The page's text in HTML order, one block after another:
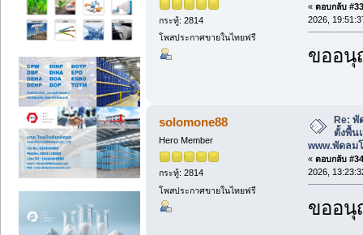
กระทู้: 2814
โพสประกาศขายในไทยฟรี
« ตอบกลับ
2026,
ขออนุ
solomone88
Hero Member
กระทู้: 2814
โพสประกาศขายในไทยฟรี
Re: พั
ตั้งพื้น
www.พัดลม
« ตอบกลับ
2026,
ขออนุ